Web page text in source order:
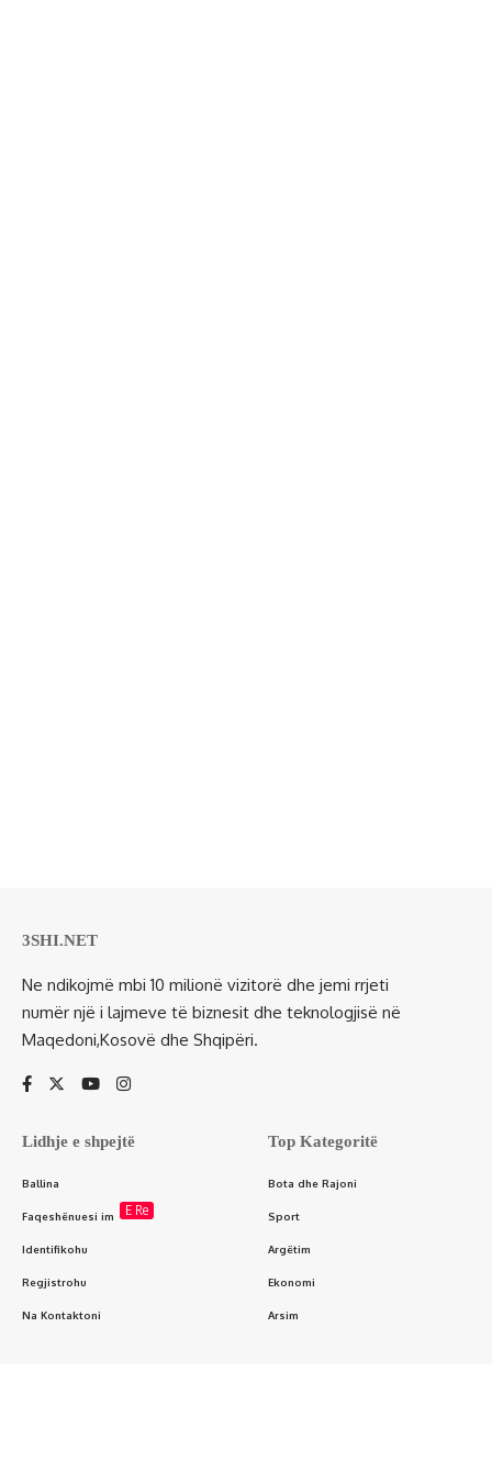
3SHI.NET
Ne ndikojmë mbi 10 milionë vizitorë dhe jemi rrjeti
numër një i lajmeve të biznesit dhe teknologjisë në
Maqedoni,Kosovë dhe Shqipëri.
Lidhje e shpejtë
Ballina
Faqeshënuesi im E Re
Identifikohu
Regjistrohu
Na Kontaktoni
Top Kategoritë
Bota dhe Rajoni
Sport
Argëtim
Ekonomi
Arsim